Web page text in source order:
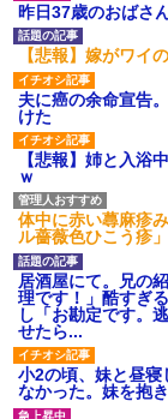
昨日37歳のおばさ
【悲報】嫁がワイ
夫に癌の余命宣告
けた
【悲報】姉と入浴
ｗ
体中に赤い蕁麻疹
ル薔薇色ひこう疹
居酒屋にて。兄の
理です！」酷すぎ
し「お勘定です。
せたら...
小2の頃、妹と昼
なかった。妹を抱